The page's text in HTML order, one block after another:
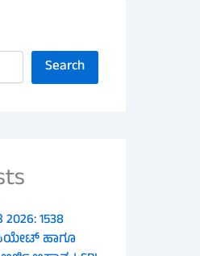
Search
1538
ಹಾಗೂ